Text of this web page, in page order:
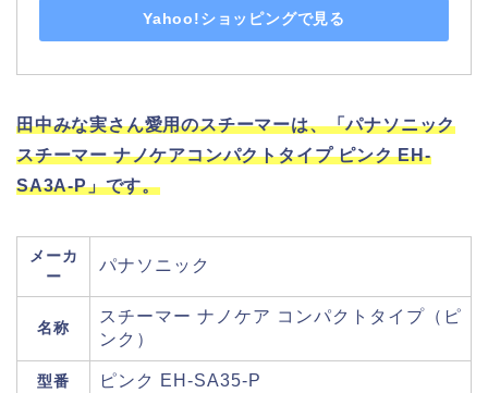
Yahoo!ショッピングで見る
田中みな実さん愛用のスチーマーは、「パナソニック
スチーマー ナノケアコンパクトタイプ ピンク EH-
SA3A-P」です。
メーカ
ー
パナソニック
名称
スチーマー ナノケア コンパクトタイプ（ピ
ンク）
型番 ピンク EH-SA35-P